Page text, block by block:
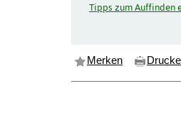
Tipps zum
Merken